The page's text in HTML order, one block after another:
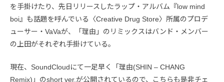
を手掛けたり、先日リリースしたラップ・アルバム『low mind
boi』も話題を呼んでいる〈Creative Drug Store〉所属のプロデ
ューサー・VaVaが、「理由」のリミックスはバンド・メンバー
の上田がそれぞれ手掛けている。
現在、SoundCloudにて一足早く「理由(SHIN – CHANG
Remix)」のshort ver.が公開されているので、こちらも是非チェ